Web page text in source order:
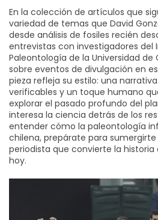
En la colección de artículos que
variedad de temas que David
desde análisis de fosiles recién
entrevistas con investigadores del
Paleontología de la Universidad de
sobre eventos de divulgación en
pieza refleja su estilo: una
verificables y un toque humano
explorar el pasado profundo del
interesa la ciencia detrás de los
entender cómo la paleontología
chilena, prepárate para
periodista que convierte la
hoy.